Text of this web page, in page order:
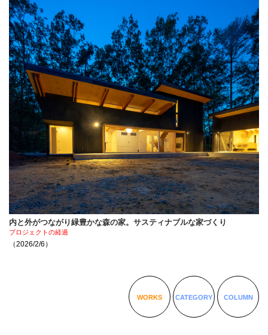
内と外がつながり緑豊かな森の家。サスティナブルな家づくり
プロジェクトの経過
（2026/2/6）
WORKS CATEGORY COLUMN